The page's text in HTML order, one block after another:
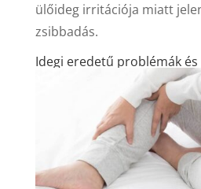
ülőideg irritációja miatt
zsibbadás.
Idegi eredetű problémák